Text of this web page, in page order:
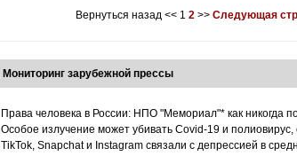
Вернуться назад << 1 2 >> Следующая
Мониторинг зарубежной прессы
Права человека в России: НПО "Мемориал"* как никогда
Особое излучение может убивать Covid-19 и
TikTok, Snapchat и Instagram связали с депрессией в